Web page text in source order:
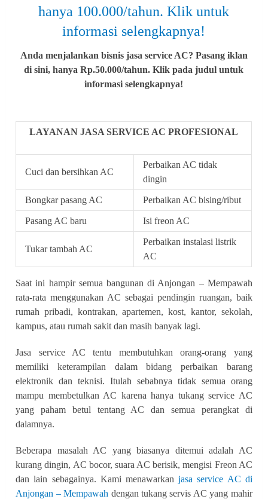
hanya 100.000/tahun. Klik untuk
informasi selengkapnya!
Anda menjalankan bisnis jasa service AC? Pasang iklan
di sini, hanya Rp.50.000/tahun. Klik pada judul untuk
informasi selengkapnya!
LAYANAN JASA SERVICE AC PROFESIONAL
Cuci dan bersihkan AC
Perbaikan AC tidak
dingin
Bongkar pasang AC Perbaikan AC bising/ribut
Pasang AC baru Isi freon AC
Tukar tambah AC
Perbaikan instalasi listrik
AC
Saat ini hampir semua bangunan di Anjongan – Mempawah
rata-rata menggunakan AC sebagai pendingin ruangan, baik
rumah pribadi, kontrakan, apartemen, kost, kantor, sekolah,
kampus, atau rumah sakit dan masih banyak lagi.
Jasa service AC tentu membutuhkan orang-orang yang
memiliki keterampilan dalam bidang perbaikan barang
elektronik dan teknisi. Itulah sebabnya tidak semua orang
mampu membetulkan AC karena hanya tukang service AC
yang paham betul tentang AC dan semua perangkat di
dalamnya.
Beberapa masalah AC yang biasanya ditemui adalah AC
kurang dingin, AC bocor, suara AC berisik, mengisi Freon AC
dan lain sebagainya. Kami menawarkanjasa service AC di
Anjongan – Mempawah dengan tukang servis AC yang mahir